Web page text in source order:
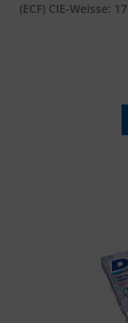
(ECF) CIE-Weisse: